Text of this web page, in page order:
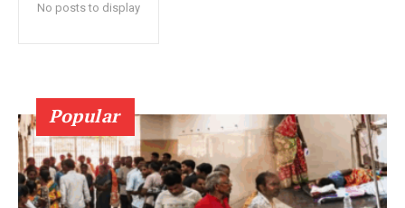
No posts to display
Popular